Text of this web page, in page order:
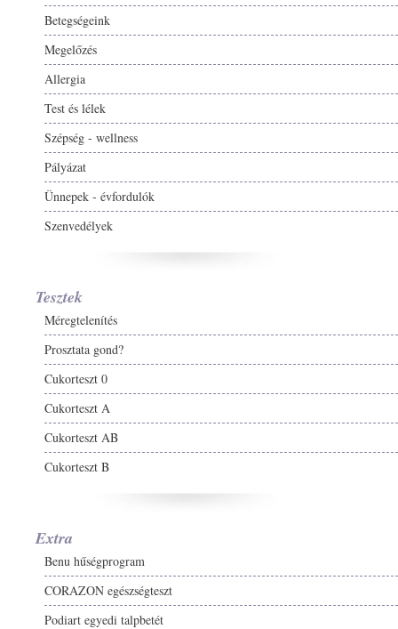
Betegségeink
Megelőzés
Allergia
Test és lélek
Szépség - wellness
Pályázat
Ünnepek - évfordulók
Szenvedélyek
Tesztek
Méregtelenítés
Prosztata gond?
Cukorteszt 0
Cukorteszt A
Cukorteszt AB
Cukorteszt B
Extra
Benu hűségprogram
CORAZON egészségteszt
Podiart egyedi talpbetét